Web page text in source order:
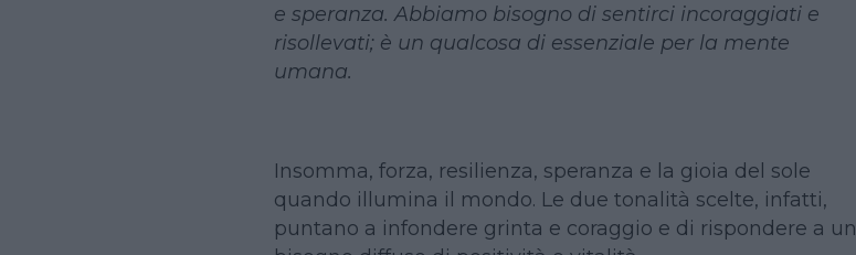
e speranza. Abbiamo bisogno di sentirci incoraggiati e
risollevati; è un qualcosa di essenziale per la mente
umana.
Insomma, forza, resilienza, speranza e la gioia del sole
quando illumina il mondo. Le due tonalità scelte, infatti,
puntano a infondere grinta e coraggio e di rispondere a un